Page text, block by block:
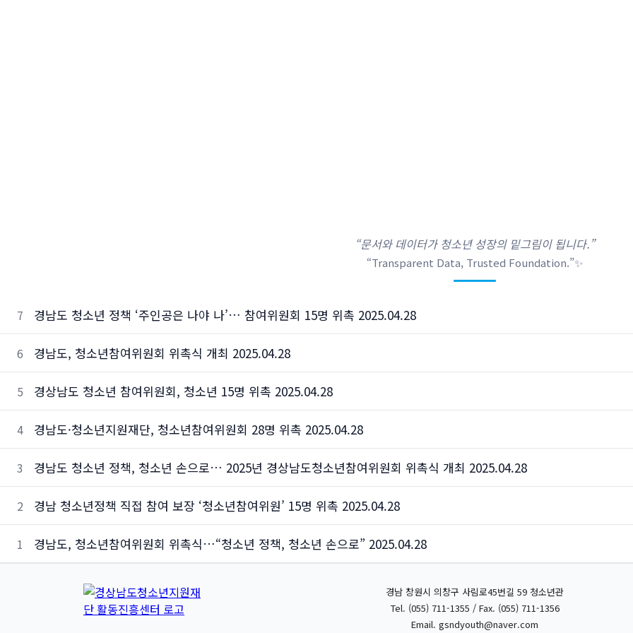
“문서와 데이터가 청소년 성장의 밑그림이 됩니다.”
“Transparent Data, Trusted Foundation.”✨
7 경남도 청소년 정책 ‘주인공은 나야 나’… 참여위원회 15명 위촉 2025.04.28
6 경남도, 청소년참여위원회 위촉식 개최 2025.04.28
5 경상남도 청소년 참여위원회, 청소년 15명 위촉 2025.04.28
4 경남도·청소년지원재단, 청소년참여위원회 28명 위촉 2025.04.28
3 경남도 청소년 정책, 청소년 손으로… 2025년 경상남도청소년참여위원회 위촉식 개최 2025.04.28
2 경남 청소년정책 직접 참여 보장 ‘청소년참여위원’ 15명 위촉 2025.04.28
1 경남도, 청소년참여위원회 위촉식…“청소년 정책, 청소년 손으로” 2025.04.28
경남 창원시 의창구 사림로45번길 59 청소년관
Tel. (055) 711-1355 / Fax. (055) 711-1356
Email. gsndyouth@naver.com